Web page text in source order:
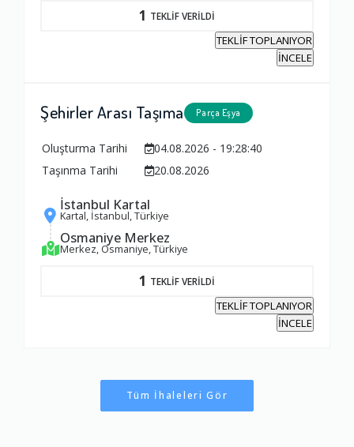
1 TEKLİF VERİLDİ
TEKLİF TOPLANIYOR
İNCELE
Şehirler Arası Taşıma Parça Eşya
Oluşturma Tarihi
04.08.2026 - 19:28:40
Taşınma Tarihi
20.08.2026
İstanbul Kartal
Kartal, İstanbul, Türkiye
Osmaniye Merkez
Merkez, Osmaniye, Türkiye
1 TEKLİF VERİLDİ
TEKLİF TOPLANIYOR
İNCELE
Tüm İhaleleri Gör